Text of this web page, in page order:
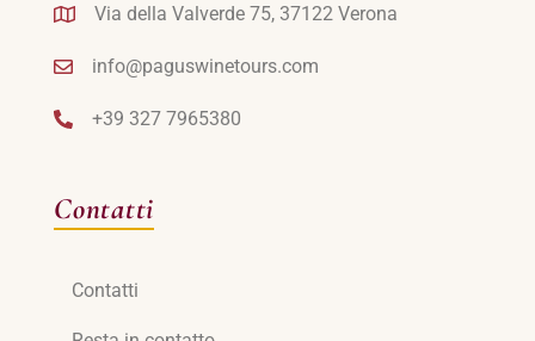
Via della Valverde 75, 37122 Verona
info@paguswinetours.com
+39 327 7965380
Contatti
Contatti